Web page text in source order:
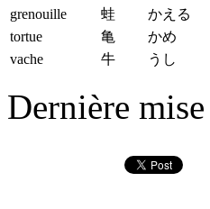
grenouille
蛙 かえる
tortue
亀 かめ
vache
牛 うし
Dernière